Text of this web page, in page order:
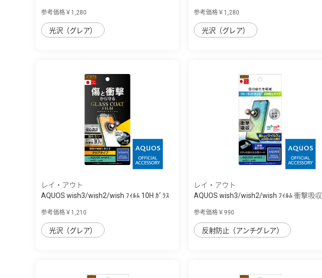
参考価格￥1,280
光沢（グレア）
参考価格￥1,280
光沢（グレア）
レイ・アウト
AQUOS wish3/wish2/wish ﾌｨﾙﾑ 10H ｶﾞﾗｽ
参考価格￥1,210
光沢（グレア）
レイ・アウト
AQUOS wish3/wish2/wish ﾌｨﾙﾑ 衝撃吸収
参考価格￥990
反射防止（アンチグレア）